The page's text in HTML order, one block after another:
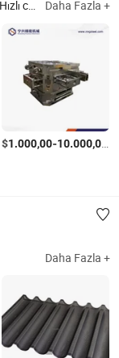
Hızlı cevap Daha Fazla +
$1.000,00-10.000,00 /
Daha Fazla +